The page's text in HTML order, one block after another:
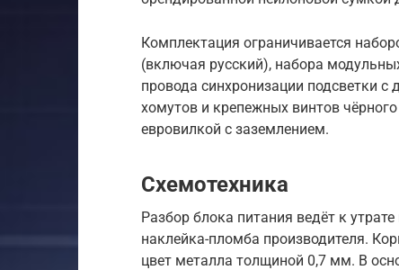
Комплектация ограничивается
(включая русский), набора
провода синхронизации подсветки
хомутов и крепежных винтов
евровилкой с заземлением.
Схемотехника
Разбор блока питания ведёт к
наклейка-пломба производителя.
цвет металла толщиной 0,7 мм. В